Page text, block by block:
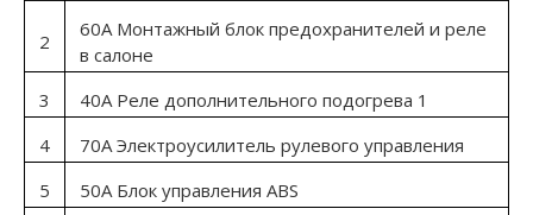
2
60А Монтажный блок предохранителей и реле
в салоне
3
40А Реле дополнительного подогрева 1
4
70А Электроусилитель рулевого управления
5
50А Блок управления ABS